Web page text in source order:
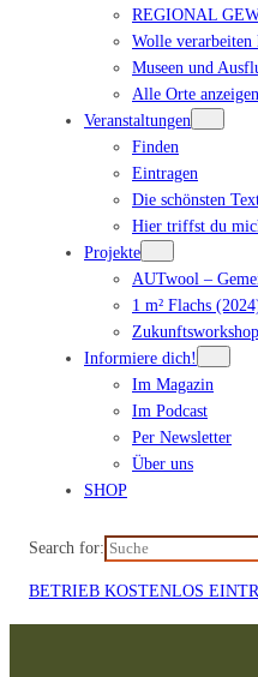
REGIONAL
Wolle verarbeiten
Museen und
Alle Orte anzeigen
Veranstaltungen
Finden
Eintragen
Die schönsten
Hier triffst du
Projekte
AUTwool –
1 m² Flachs
Informiere dich!
Im Magazin
Im Podcast
Per Newsletter
Über uns
SHOP
Search for:
BETRIEB KOSTENLOS